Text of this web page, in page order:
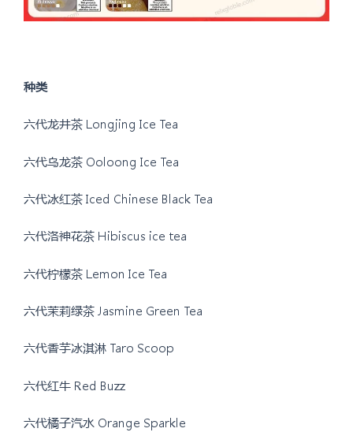
种类
六代龙井茶 Longjing Ice Tea
六代乌龙茶 Ooloong Ice Tea
六代冰红茶 Iced Chinese Black Tea
六代洛神花茶 Hibiscus ice tea
六代柠檬茶 Lemon Ice Tea
六代茉莉绿茶 Jasmine Green Tea
六代香芋冰淇淋 Taro Scoop
六代红牛 Red Buzz
六代橘子汽水 Orange Sparkle